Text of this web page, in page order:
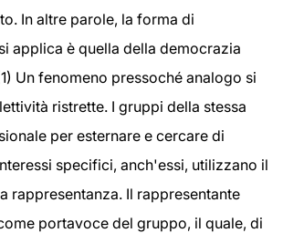
In altre parole, la forma di
applica è quella della democrazia
Un fenomeno pressoché analogo si
ristrette. I gruppi della stessa
per esternare e cercare di
specifici, anch'essi, utilizzano il
rappresentanza. Il rappresentante
portavoce del gruppo, il quale, di